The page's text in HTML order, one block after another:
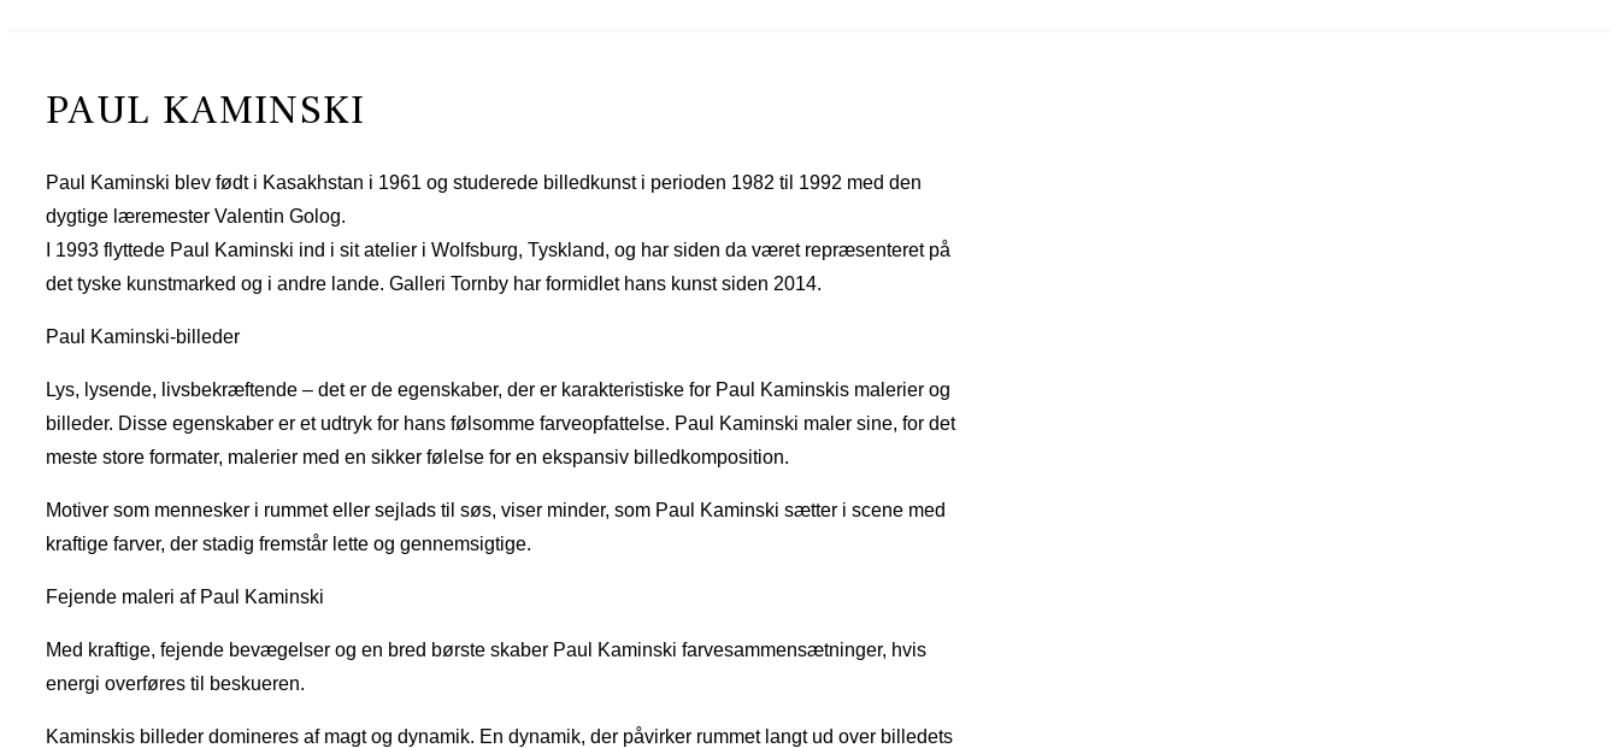
PAUL KAMINSKI
Paul Kaminski blev født i Kasakhstan i 1961 og studerede billedkunst i perioden 1982 til 1992 med den
dygtige læremester Valentin Golog.
I 1993 flyttede Paul Kaminski ind i sit atelier i Wolfsburg, Tyskland, og har siden da været repræsenteret på
det tyske kunstmarked og i andre lande. Galleri Tornby har formidlet hans kunst siden 2014.
Paul Kaminski-billeder
Lys, lysende, livsbekræftende – det er de egenskaber, der er karakteristiske for Paul Kaminskis malerier og
billeder. Disse egenskaber er et udtryk for hans følsomme farveopfattelse. Paul Kaminski maler sine, for det
meste store formater, malerier med en sikker følelse for en ekspansiv billedkomposition.
Motiver som mennesker i rummet eller sejlads til søs, viser minder, som Paul Kaminski sætter i scene med
kraftige farver, der stadig fremstår lette og gennemsigtige.
Fejende maleri af Paul Kaminski
Med kraftige, fejende bevægelser og en bred børste skaber Paul Kaminski farvesammensætninger, hvis
energi overføres til beskueren.
Kaminskis billeder domineres af magt og dynamik. En dynamik, der påvirker rummet langt ud over billedets